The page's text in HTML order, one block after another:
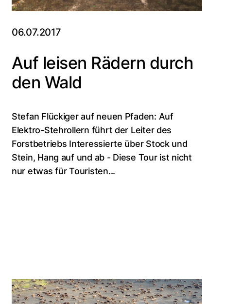
06.07.2017
Auf leisen Rädern durch
den Wald
Stefan Flückiger auf neuen Pfaden: Auf
Elektro-Stehrollern führt der Leiter des
Forstbetriebs Interessierte über Stock und
Stein, Hang auf und ab - Diese Tour ist nicht
nur etwas für Touristen...